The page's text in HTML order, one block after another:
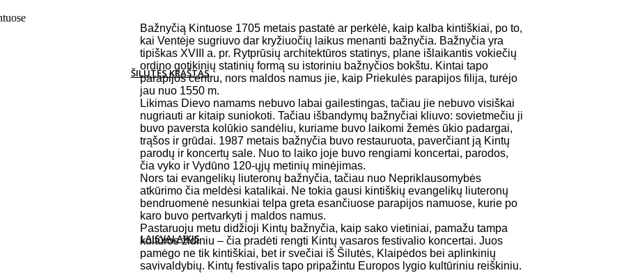
ŠILUTĖS KRAŠTAS
Nemuno deltos
regioninis
parkas
Leidiniai Nuorodos
LAISVALAIKIS
Bažnyčią Kintuose 1705 metais pastatė ar perkėlė, kaip kalba kintiškiai, po to,
kai Ventėje sugriuvo dar kryžiuočių laikus menanti bažnyčia. Bažnyčia yra
tipiškas XVIII a. pr. Rytprūsių architektūros statinys, plane išlaikantis vokiečių
ordino gotikinių statinių formą su istoriniu bažnyčios bokštu. Kintai tapo
parapijos centru, nors maldos namus jie, kaip Priekulės parapijos filija, turėjo
jau nuo 1550 m.
Likimas Dievo namams nebuvo labai gailestingas, tačiau jie nebuvo visiškai
nugriauti ar kitaip suniokoti. Tačiau išbandymų bažnyčiai kliuvo: sovietmečiu ji
buvo paversta kolūkio sandėliu, kuriame buvo laikomi žemės ūkio padargai,
trąšos ir grūdai. 1987 metais bažnyčia buvo restauruota, paverčiant ją Kintų
parodų ir koncertų sale. Nuo to laiko joje buvo rengiami koncertai, parodos,
čia vyko ir Vydūno 120-ųjų metinių minėjimas.
Nors tai evangelikų liuteronų bažnyčia, tačiau nuo Nepriklausomybės
atkūrimo čia meldėsi katalikai. Ne tokia gausi kintiškių evangelikų liuteronų
bendruomenė nesunkiai telpa greta esančiuose parapijos namuose, kurie po
karo buvo pertvarkyti į maldos namus.
Pastaruoju metu didžioji Kintų bažnyčia, kaip sako vietiniai, pamažu tampa
kultūros židiniu – čia pradėti rengti Kintų vasaros festivalio koncertai. Juos
pamėgo ne tik kintiškiai, bet ir svečiai iš Šilutės, Klaipėdos bei aplinkinių
savivaldybių. Kintų festivalis tapo pripažintu Europos lygio kultūriniu reiškiniu.